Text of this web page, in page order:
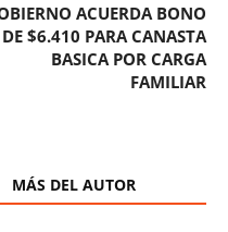
ACUERDA BONO
DE $6.410 PARA CANASTA
BASICA POR CARGA
FAMILIAR
MÁS DEL AUTOR